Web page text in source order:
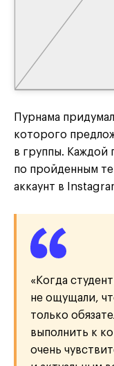
Пурнама
которого
в группы. Каждой
по пройденным
аккаунт в
«Когда
не ощущали,
только
выполнить к
очень